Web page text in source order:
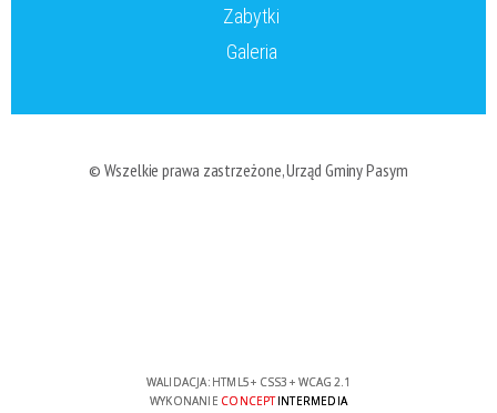
Zabytki
Galeria
© Wszelkie prawa zastrzeżone, Urząd Gminy Pasym
WALIDACJA: HTML5+ CSS3 + WCAG 2.1
WYKONANIE CONCEPTINTERMEDIA